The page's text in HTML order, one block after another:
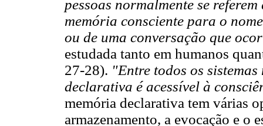
pessoas normalmente se
memória consciente para o
ou de uma conversação que
estudada tanto em humanos
27-28). "Entre todos os
declarativa é acessível à
memória declarativa tem várias
armazenamento, a evocação e o